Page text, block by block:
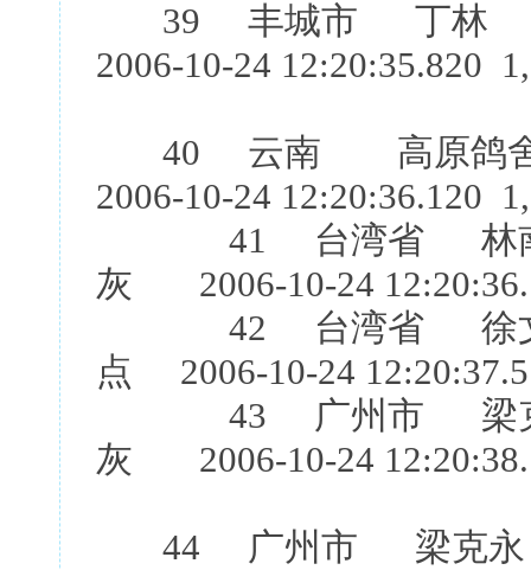
39 丰城市 丁
2006-10-24 12:20:35.820
40 云南 高原
2006-10-24 12:20:36.120
41 台湾省 林
灰 2006-10-24
42 台湾省 徐
点 2006-10-24
43 广州市 梁
灰 2006-10-24
44 广州市 梁